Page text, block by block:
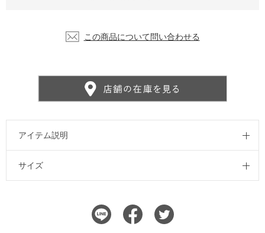
この商品について問い合わせる
アイテム説明
サイズ